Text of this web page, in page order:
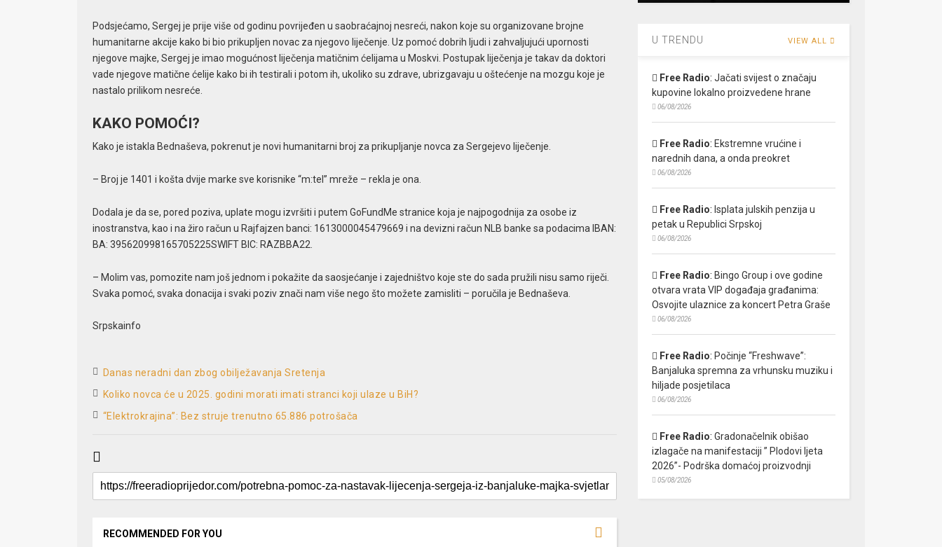
Podsjećamo, Sergej je prije više od godinu povrijeđen u saobraćajnoj nesreći, nakon koje su organizovane brojne
humanitarne akcije kako bi bio prikupljen novac za njegovo liječenje. Uz pomoć dobrih ljudi i zahvaljujući upornosti
njegove majke, Sergej je imao mogućnost liječenja matičnim ćelijama u Moskvi. Postupak liječenja je takav da doktori
vade njegove matične ćelije kako bi ih testirali i potom ih, ukoliko su zdrave, ubrizgavaju u oštećenje na mozgu koje je
nastalo prilikom nesreće.
KAKO POMOĆI?
Kako je istakla Bednaševa, pokrenut je novi humanitarni broj za prikupljanje novca za Sergejevo liječenje.
– Broj je 1401 i košta dvije marke sve korisnike “m:tel” mreže – rekla je ona.
Dodala je da se, pored poziva, uplate mogu izvršiti i putem GoFundMe stranice koja je najpogodnija za osobe iz
inostranstva, kao i na žiro račun u Rajfajzen banci: 1613000045479669 i na devizni račun NLB banke sa podacima IBAN:
BA: 395620998165705225SWIFT BIC: RAZBBA22.
– Molim vas, pomozite nam još jednom i pokažite da saosjećanje i zajedništvo koje ste do sada pružili nisu samo riječi.
Svaka pomoć, svaka donacija i svaki poziv znači nam više nego što možete zamisliti – poručila je Bednaševa.
Srpskainfo
Danas neradni dan zbog obilježavanja Sretenja
Koliko novca će u 2025. godini morati imati stranci koji ulaze u BiH?
“Elektrokrajina”: Bez struje trenutno 65.886 potrošača
RECOMMENDED FOR YOU
U TRENDU VIEW ALL
Free Radio: Jačati svijest o značaju
kupovine lokalno proizvedene hrane
06/08/2026
Free Radio: Ekstremne vrućine i
narednih dana, a onda preokret
06/08/2026
Free Radio: Isplata julskih penzija u
petak u Republici Srpskoj
06/08/2026
Free Radio: Bingo Group i ove godine
otvara vrata VIP događaja građanima:
Osvojite ulaznice za koncert Petra Graše
06/08/2026
Free Radio: Počinje “Freshwave”:
Banjaluka spremna za vrhunsku muziku i
hiljade posjetilaca
06/08/2026
Free Radio: Gradonačelnik obišao
izlagače na manifestaciji ” Plodovi ljeta
2026”- Podrška domaćoj proizvodnji
05/08/2026